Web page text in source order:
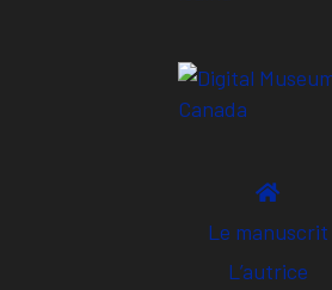
Le manuscrit
L’autrice